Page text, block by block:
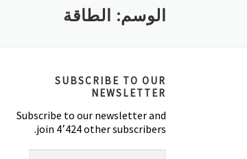
الوسم: الطاقة
SUBSCRIBE TO OUR
NEWSLETTER
Subscribe to our newsletter and
join 4٬424 other subscribers.